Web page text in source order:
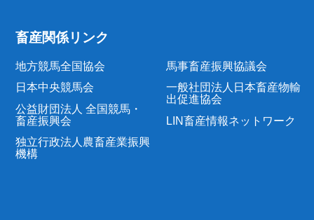
畜産関係リンク
地方競馬全国協会
日本中央競馬会
公益財団法人 全国競馬・
畜産振興会
独立行政法人農畜産業振興
機構
馬事畜産振興協議会
一般社団法人日本畜産物輸
出促進協会
LIN畜産情報ネットワーク